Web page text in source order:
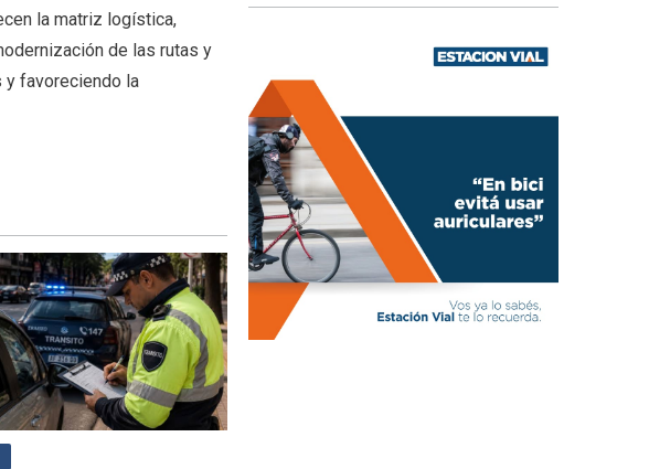
la matriz logística,
de las rutas y
favoreciendo la